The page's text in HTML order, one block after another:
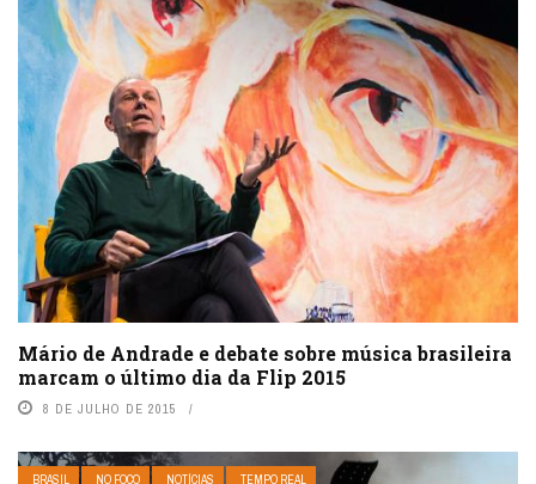
Mário de Andrade e debate sobre música brasileira
marcam o último dia da Flip 2015
8 DE JULHO DE 2015
BRASIL NO FOCO NOTÍCIAS TEMPO REAL